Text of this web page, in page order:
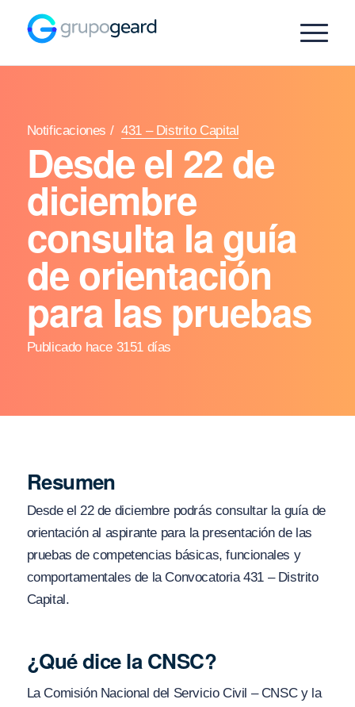
Notificaciones / 431 – Distrito Capital
Desde el 22 de
diciembre
consulta la guía
de orientación
para las pruebas
Publicado hace 3151 días
Resumen
Desde el 22 de diciembre podrás consultar la guía de
orientación al aspirante para la presentación de las
pruebas de competencias básicas, funcionales y
comportamentales de la Convocatoria 431 – Distrito
Capital.
¿Qué dice la CNSC?
La Comisión Nacional del Servicio Civil – CNSC y la